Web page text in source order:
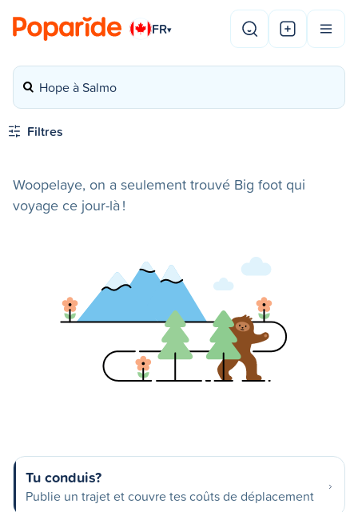
FR▾
Hope à Salmo
Filtres
Woopelaye, on a seulement trouvé Big foot qui
voyage ce jour-là !
Tu conduis?
Publie un trajet et couvre tes coûts de déplacement